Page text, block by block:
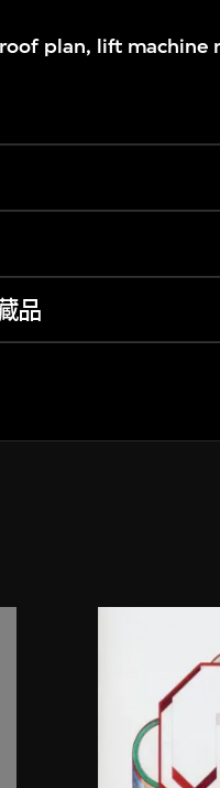
plan, lift
品